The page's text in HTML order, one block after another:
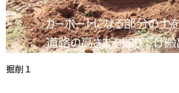
掘削１